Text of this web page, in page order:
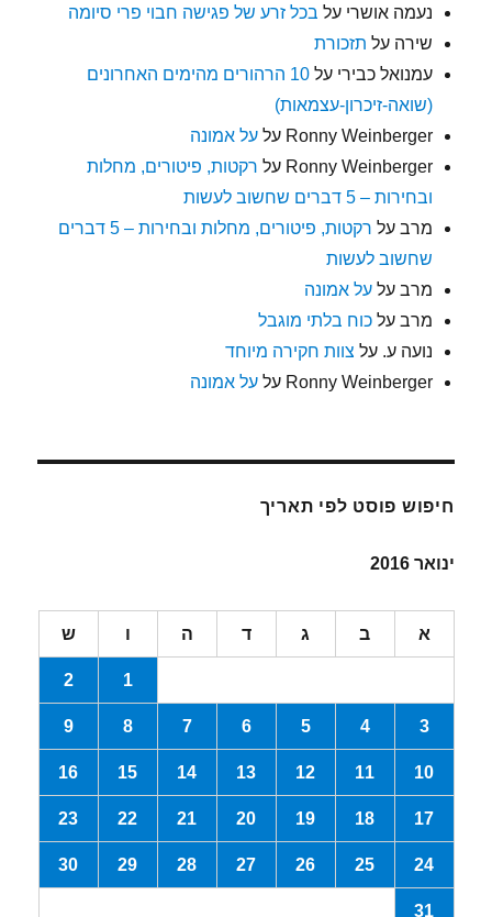
נעמה אושרי על בכל זרע של פגישה חבוי פרי סיומה
שירה על תזכורת
עמנואל כבירי על
10 הרהורים מהימים האחרונים
(שואה-זיכרון-עצמאות)
Ronny Weinberger עלעל אמונה
Ronny Weinberger על רקטות, פיטורים, מחלות
ובחירות – 5 דברים שחשוב לעשות
מרב על
רקטות, פיטורים, מחלות ובחירות – 5 דברים
שחשוב לעשות
מרב עלעל אמונה
מרב עלכוח בלתי מוגבל
נועה ע. על צוות חקירה מיוחד
Ronny Weinberger עלעל אמונה
חיפוש פוסט לפי תאריך
ינואר 2016
א ב ג ד ה ו ש
1
2
3
4
5
6
7
8
9
10
11
12
13
14
15
16
17
18
19
20
21
22
23
24
25
26
27
28
29
30
31